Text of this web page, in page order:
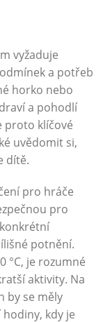
vyžaduje
a potřeb
horko nebo
a pohodlí
proto klíčové
uvědomit si,
dítě.
pro hráče
pro
potnění.
°C, je rozumné
aktivity. Na
by se měly
kdy je